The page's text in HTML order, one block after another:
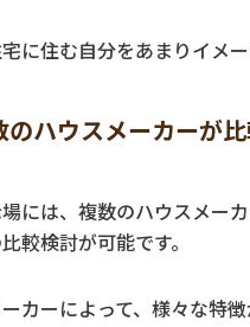
宅に住む自分をあまりイメ
のハウスメーカーが
には、複数のハウスメー
較検討が可能です。
カーによって、様々な特徴